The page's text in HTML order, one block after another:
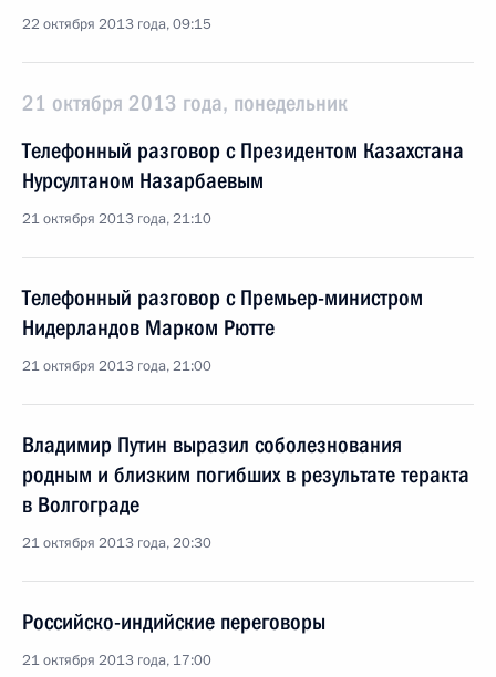
22 октября 2013 года, 09:15
21 октября 2013 года, понедельник
Телефонный разговор с Президентом Казахстана
Нурсултаном Назарбаевым
21 октября 2013 года, 21:10
Телефонный разговор с Премьер-министром
Нидерландов Марком Рютте
21 октября 2013 года, 21:00
Владимир Путин выразил соболезнования
родным и близким погибших в результате теракта
в Волгограде
21 октября 2013 года, 20:30
Российско-индийские переговоры
21 октября 2013 года, 17:00